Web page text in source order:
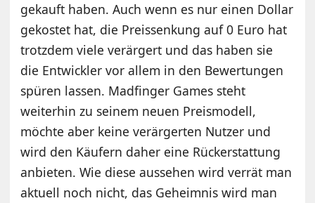
gekauft haben. Auch wenn es nur einen Dollar
gekostet hat, die Preissenkung auf 0 Euro hat
trotzdem viele verärgert und das haben sie
die Entwickler vor allem in den Bewertungen
spüren lassen. Madfinger Games steht
weiterhin zu seinem neuen Preismodell,
möchte aber keine verärgerten Nutzer und
wird den Käufern daher eine Rückerstattung
anbieten. Wie diese aussehen wird verrät man
aktuell noch nicht, das Geheimnis wird man